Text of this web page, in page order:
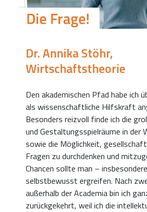
Dr. Annika Stöhr,
Wirtschaftstheorie
Den akademischen Pfad habe ich
als wissenschaftliche Hilfskraft
Besonders reizvoll finde ich die
und Gestaltungsspielräume in der
sowie die Möglichkeit,
Fragen zu durchdenken und
Chancen sollte man –
selbstbewusst ergreifen. Nach
außerhalb der Academia bin ich
zurückgekehrt, weil ich die